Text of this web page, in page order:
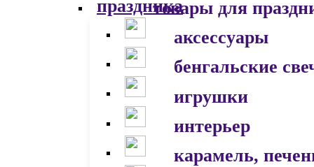
товары для
аксессуары
бенгальские
игрушки
интерьер
карамель,